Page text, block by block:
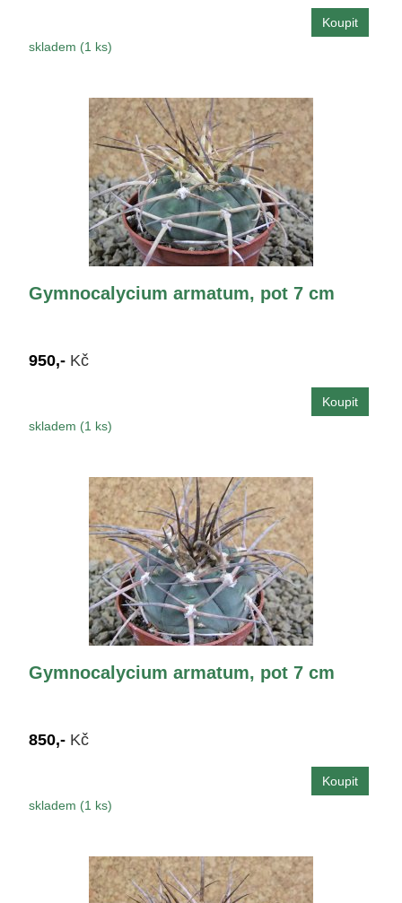
skladem (1 ks)
Gymnocalycium armatum, pot 7 cm
950,- Kč
skladem (1 ks)
Gymnocalycium armatum, pot 7 cm
850,- Kč
skladem (1 ks)